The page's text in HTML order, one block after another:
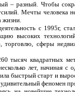
– разный. Чтобы
Мечты человека
жизни.
с 1995г,
высоких
торговлю, сферы
тысяч квадратных
лет, начиная с
быстрый старт и
феномен